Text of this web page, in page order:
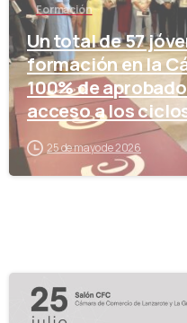
Formación
Un total de 57
formación en la
100% de
acceso a los
25 de mayo de 2026